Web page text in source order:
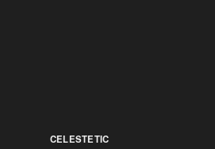
CELESTETIC